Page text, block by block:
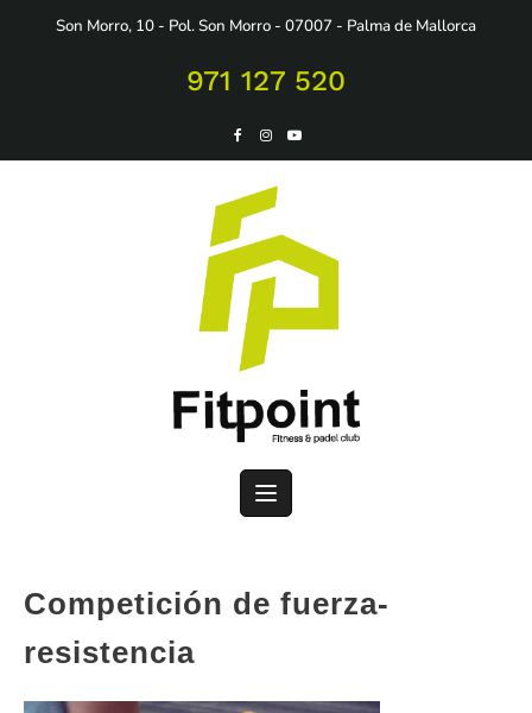
Son Morro, 10 - Pol. Son Morro - 07007 - Palma de Mallorca
971 127 520
Competición de fuerza-
resistencia